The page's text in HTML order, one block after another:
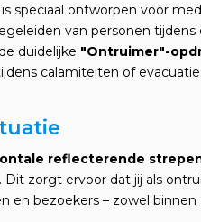
is speciaal ontworpen voor
van personen
duidelijke "Ontruimer"-
calamiteiten of
reflecterende
zorgt ervoor dat jij als
en bezoekers – zowel binnen